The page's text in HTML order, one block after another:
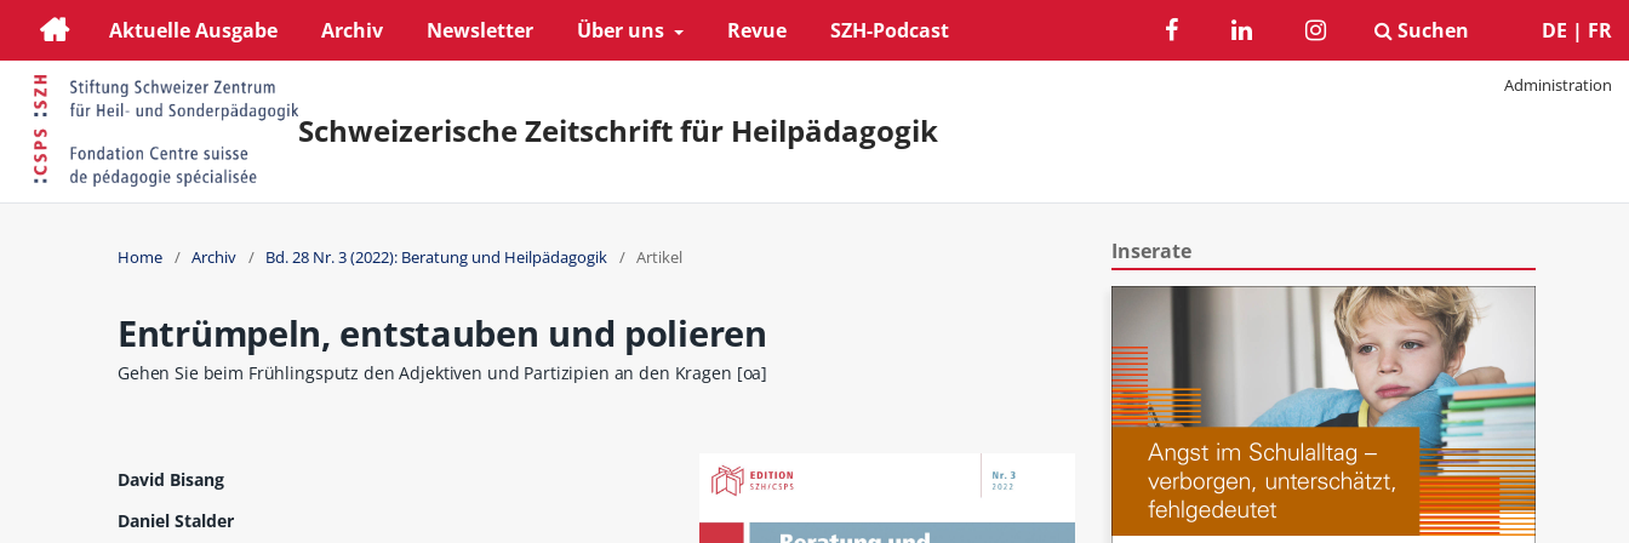
Aktuelle Ausgabe Archiv Newsletter Über uns Revue SZH-Podcast
Administration
DE | FR
Suchen
Schweizerische Zeitschrift für Heilpädagogik
Home / Archiv / Bd. 28 Nr. 3 (2022): Beratung und Heilpädagogik / Artikel
Entrümpeln, entstauben und polieren
Gehen Sie beim Frühlingsputz den Adjektiven und Partizipien an den Kragen [oa]
David Bisang
Daniel Stalder
Inserate